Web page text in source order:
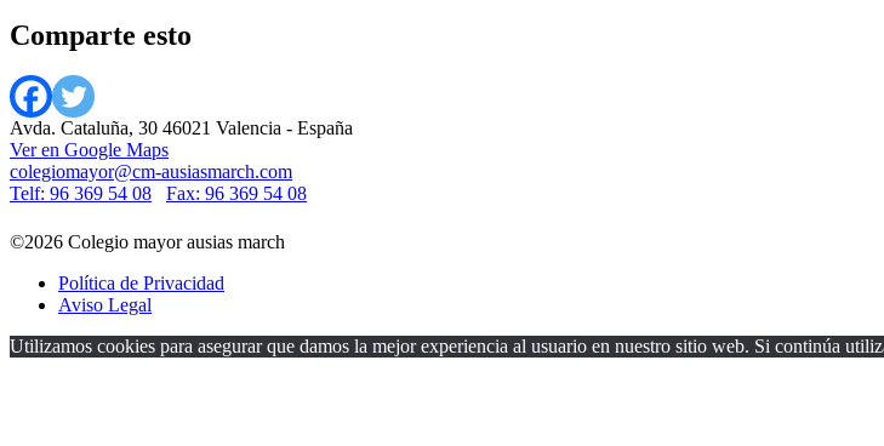
Comparte esto
Avda. Cataluña, 30 46021 Valencia - España
Ver en Google Maps
colegiomayor@cm-ausiasmarch.com
Telf: 96 369 54 08
Fax: 96 369 54 08
©2026 Colegio mayor ausias march
Política de Privacidad
Aviso Legal
Utilizamos cookies para asegurar que damos la mejor experiencia al usuario en nuestro sitio web. Si continúa